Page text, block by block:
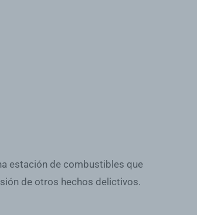
estación de combustibles que
de otros hechos delictivos.